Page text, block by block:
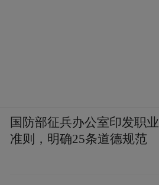
国防部征兵办公室印发职业
准则，明确25条道德规范